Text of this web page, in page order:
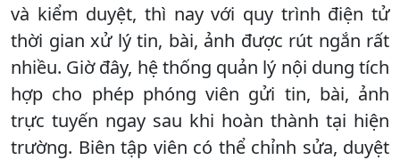
và kiểm duyệt, thì nay với quy trình điện tử
thời gian xử lý tin, bài, ảnh được rút ngắn rất
nhiều. Giờ đây, hệ thống quản lý nội dung tích
hợp cho phép phóng viên gửi tin, bài, ảnh
trực tuyến ngay sau khi hoàn thành tại hiện
trường. Biên tập viên có thể chỉnh sửa, duyệt